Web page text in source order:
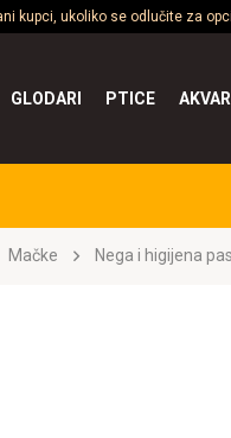
kupci, ukoliko se odlučite za
GLODARI PTICE
Mačke Nega i higijena